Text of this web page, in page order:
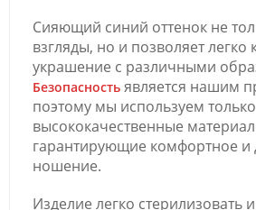
Сияющий синий оттенок не
взгляды, но и позволяет
украшение с различными
Безопасность является нашим
поэтому мы используем только
высококачественные
гарантирующие комфортное и
ношение.
Изделие легко стерилизовать